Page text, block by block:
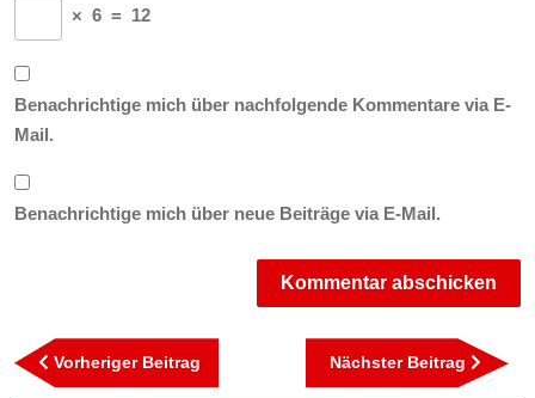
× 6 = 12
Benachrichtige mich über nachfolgende Kommentare via E-
Mail.
Benachrichtige mich über neue Beiträge via E-Mail.
Beitragsnavigation
Vorheriger Beitrag
Beitrag
Nächster Beitrag